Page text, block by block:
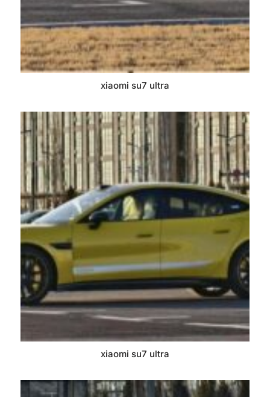
xiaomi su7 ultra
xiaomi su7 ultra